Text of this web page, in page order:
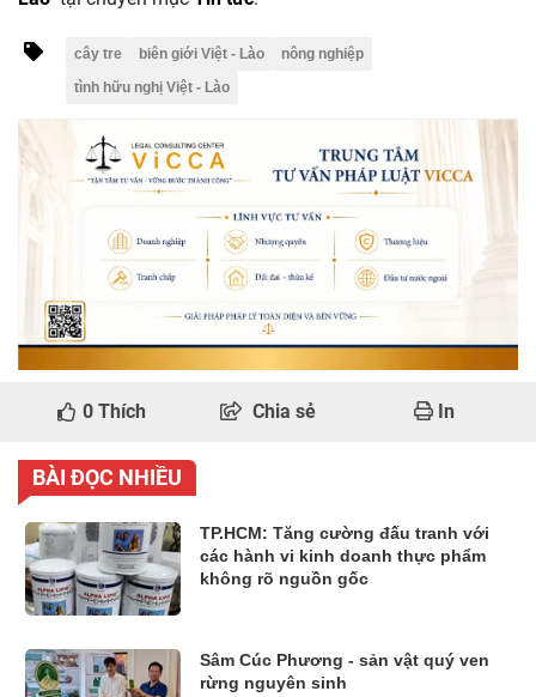
cây tre biên giới Việt - Lào
nông nghiệp
tình hữu nghị Việt - Lào
0 Thích Chia sẻ In
BÀI ĐỌC NHIỀU
TP.HCM: Tăng cường đấu tranh với
các hành vi kinh doanh thực phẩm
không rõ nguồn gốc
Sâm Cúc Phương - sản vật quý ven
rừng nguyên sinh